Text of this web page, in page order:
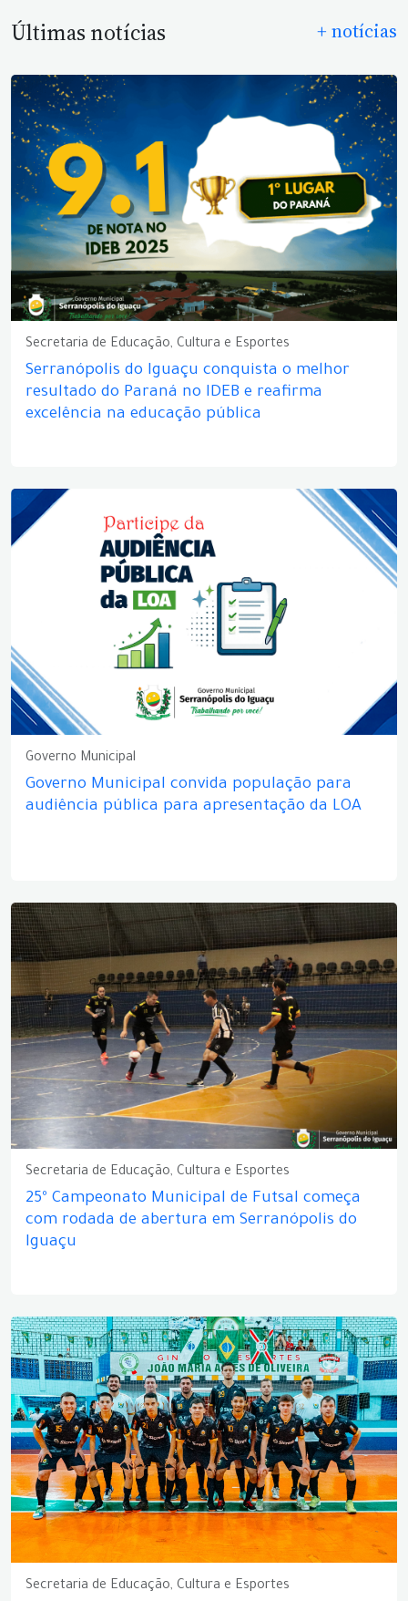
Últimas notícias + notícias
Secretaria de Educação, Cultura e Esportes
Serranópolis do Iguaçu conquista o melhor
resultado do Paraná no IDEB e reafirma
excelência na educação pública
Governo Municipal
Governo Municipal convida população para
audiência pública para apresentação da LOA
Secretaria de Educação, Cultura e Esportes
25º Campeonato Municipal de Futsal começa
com rodada de abertura em Serranópolis do
Iguaçu
Secretaria de Educação, Cultura e Esportes